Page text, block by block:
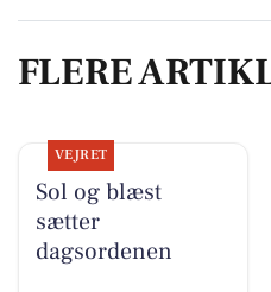
FLERE
VEJRET
Sol og blæst
sætter
dagsordenen